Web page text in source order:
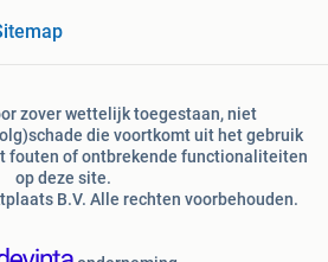
zover wettelijk toegestaan, niet
die voortkomt uit het gebruik
fouten of ontbrekende functionaliteiten
op deze site.
B.V. Alle rechten voorbehouden.